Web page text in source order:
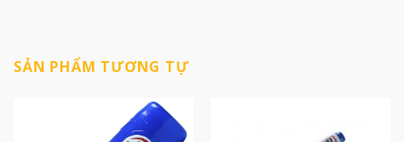
SẢN PHẨM TƯƠNG TỰ